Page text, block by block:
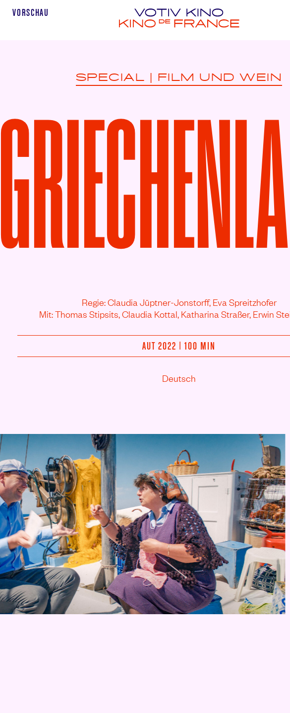
VORSCHAU
SPECIAL FILM UND WEIN
Regie: Claudia Jüptner-Jonstorff, Eva Spreitzhofer
Mit: Thomas Stipsits,Claudia Kottal, Katharina Straßer, Erwin
AUT 2022 | 100 MIN
Deutsch